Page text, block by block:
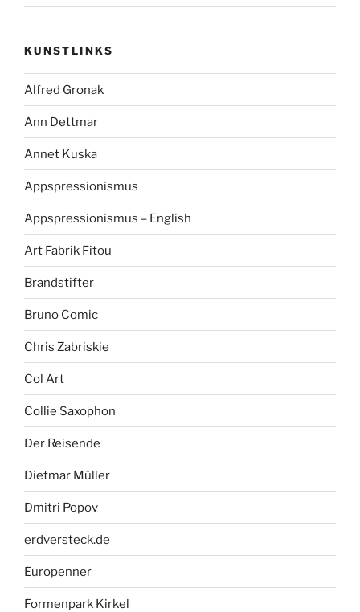
KUNSTLINKS
Alfred Gronak
Ann Dettmar
Annet Kuska
Appspressionismus
Appspressionismus – English
Art Fabrik Fitou
Brandstifter
Bruno Comic
Chris Zabriskie
Col Art
Collie Saxophon
Der Reisende
Dietmar Müller
Dmitri Popov
erdversteck.de
Europenner
Formenpark Kirkel